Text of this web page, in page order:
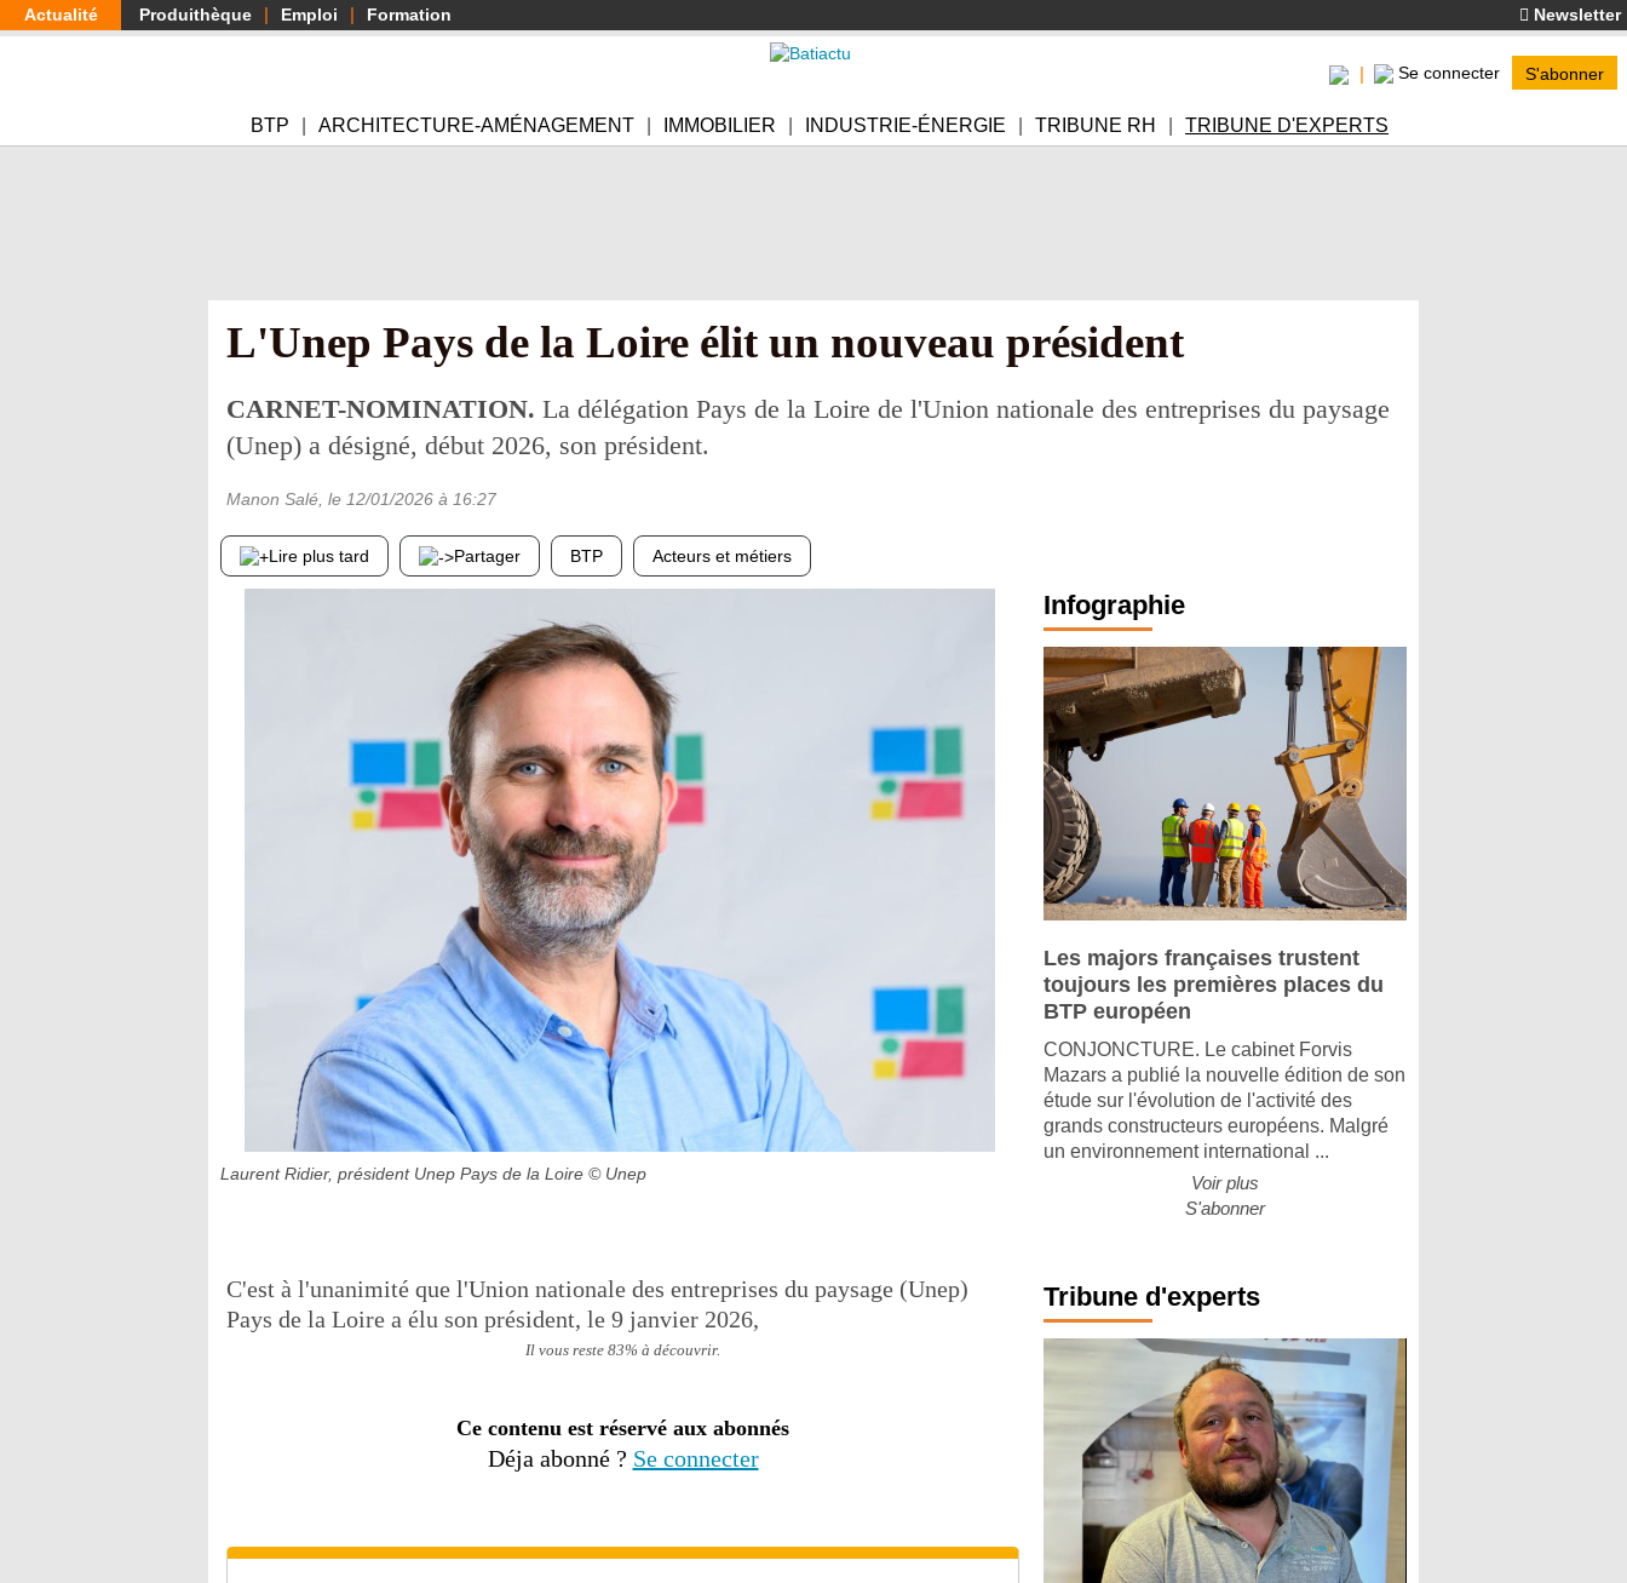
Aller
au
Actualité Produithèque Emploi Formation Newsletter
Se connecter S'abonner
BTP ARCHITECTURE-AMÉNAGEMENT IMMOBILIER INDUSTRIE-ÉNERGIE TRIBUNE RH TRIBUNE D'EXPERTS
L'Unep Pays de la Loire élit un nouveau président
CARNET-NOMINATION. La délégation Pays de la Loire de l'Union nationale des entreprises du paysage
(Unep) a désigné, début 2026, son président.
Manon Salé , le 12/01/2026 à 16:27
Lire plus tard Partager BTP Acteurs et métiers
Laurent Ridier, président Unep Pays de la Loire © Unep
C'est à l'unanimité que l'Union nationale des entreprises du paysage (Unep)
Pays de la Loire a élu son président, le 9 janvier 2026,
Il vous reste 83% à découvrir.
Ce contenu est réservé aux abonnés
Déja abonné ? Se connecter
Infographie
Les majors françaises trustent
toujours les premières places du
BTP européen
CONJONCTURE. Le cabinet Forvis
Mazars a publié la nouvelle édition de son
étude sur l'évolution de l'activité des
grands constructeurs européens. Malgré
un environnement international ...
Voir plus
S'abonner
Tribune d'experts